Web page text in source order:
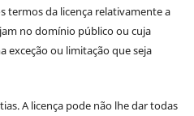
termos da licença relativamente a
no domínio público ou cuja
exceção ou limitação que seja
A licença pode não lhe dar todas